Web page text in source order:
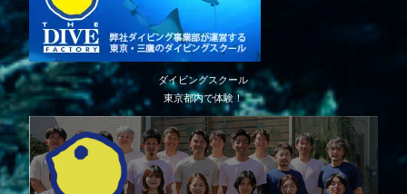
ダイビングスクール
東京都内で体験！